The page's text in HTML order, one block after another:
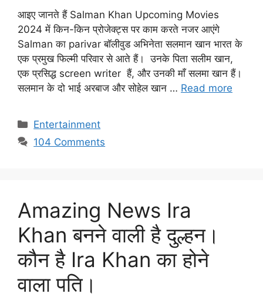
आइए जानते हैं Salman Khan Upcoming Movies
2024 में किन-किन प्रोजेक्ट्स पर काम करते नजर आएंगे
Salman का parivar बॉलीवुड अभिनेता सलमान खान भारत के
एक प्रमुख फिल्मी परिवार से आते हैं। उनके पिता सलीम खान,
एक प्रसिद्ध screen writer हैं, और उनकी माँ सलमा खान हैं।
सलमान के दो भाई अरबाज और सोहेल खान … Read more
Categories
Entertainment
104 Comments
Amazing News Ira
Khan बनने वाली है दुल्हन।
कौन है Ira Khan का होने
वाला पति।